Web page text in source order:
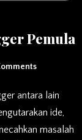
Pemula
ide,
masalah